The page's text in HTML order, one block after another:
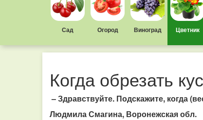
Сад Огород Виноград Цветник
Когда обрезать
– Здравствуйте. Подскажите, когда
Людмила Смагина, Воронежская обл.